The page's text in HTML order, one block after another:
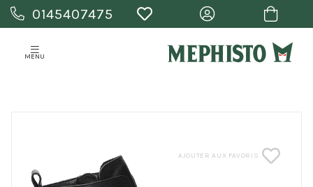
0145407475
MENU
AJOUTER AUX FAVORIS